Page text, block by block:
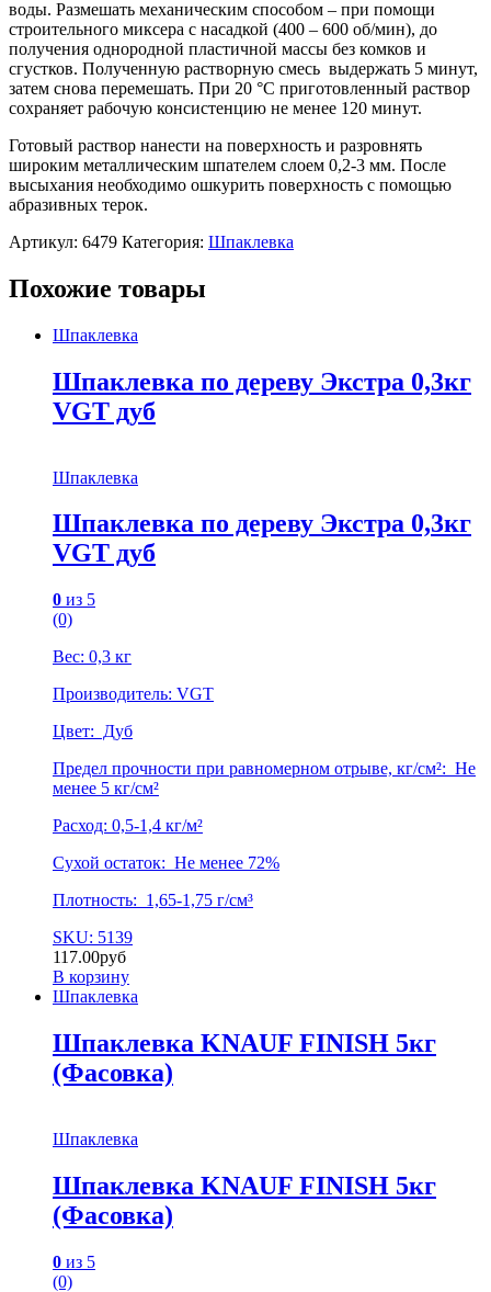
воды. Размешать механическим способом – при помощи
строительного миксера с насадкой (400 – 600 об/мин), до
получения однородной пластичной массы без комков и
сгустков. Полученную растворную смесь выдержать 5 минут,
затем снова перемешать. При 20 °С приготовленный раствор
сохраняет рабочую консистенцию не менее 120 минут.
Готовый раствор нанести на поверхность и разровнять
широким металлическим шпателем слоем 0,2-3 мм. После
высыхания необходимо ошкурить поверхность с помощью
абразивных терок.
Артикул: 6479 Категория: Шпаклевка
Похожие товары
Шпаклевка
Шпаклевка по дереву Экстра 0,3кг
VGT дуб
Шпаклевка
Шпаклевка по дереву Экстра 0,3кг
VGT дуб
0 из 5
(0)
Вес: 0,3 кг
Производитель: VGT
Цвет: Дуб
Предел прочности при равномерном отрыве, кг/см²: Не
менее 5 кг/см²
Расход: 0,5-1,4 кг/м²
Сухой остаток: Не менее 72%
Плотность: 1,65-1,75 г/см³
SKU: 5139
117.00руб
В корзину
Шпаклевка
Шпаклевка KNAUF FINISH 5кг
(Фасовка)
Шпаклевка
Шпаклевка KNAUF FINISH 5кг
(Фасовка)
0 из 5
(0)